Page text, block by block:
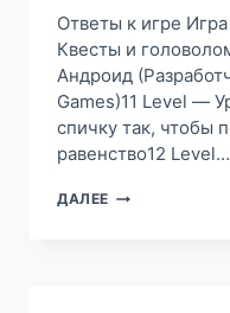
КОМНАТЫ
—
ESCAPEROOM
Ответы к игре
Квесты и
Андроид
Games)11 Level —
спичку так, чтобы
равенство12 Level…
ДАЛЕЕ ОТВЕТ